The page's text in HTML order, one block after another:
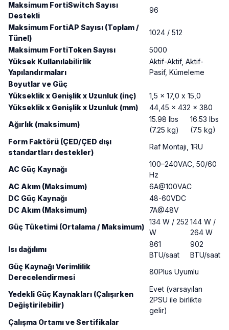
Maksimum FortiSwitch Sayısı
Destekli
96
Maksimum FortiAP Sayısı (Toplam /
Tünel)
1024 / 512
Maksimum FortiToken Sayısı
5000
Yüksek Kullanılabilirlik
Yapılandırmaları
Aktif-Aktif, Aktif-
Pasif, Kümeleme
Boyutlar ve Güç
Yükseklik x Genişlik x Uzunluk (inç)
1,5 x 17,0 x 15,0
Yükseklik x Genişlik x Uzunluk (mm)
44,45 x 432 x 380
Ağırlık (maksimum)
15.98 lbs
(7.25 kg)
16.53 lbs
(7.5 kg)
Form Faktörü (ÇED/ÇED dışı
standartları destekler)
Raf Montajı, 1RU
AC Güç Kaynağı
100–240VAC, 50/60
Hz
AC Akım (Maksimum)
6A@100VAC
DC Güç Kaynağı
48-60VDC
DC Akım (Maksimum)
7A@48V
Güç Tüketimi (Ortalama / Maksimum)
134 W / 252
W
144 W /
264 W
Isı dağılımı
861
BTU/saat
902
BTU/saat
Güç Kaynağı Verimlilik
Derecelendirmesi
80Plus Uyumlu
Yedekli Güç Kaynakları (Çalışırken
Değiştirilebilir)
Evet (varsayılan
2PSU ile birlikte
gelir)
Çalışma Ortamı ve Sertifikalar